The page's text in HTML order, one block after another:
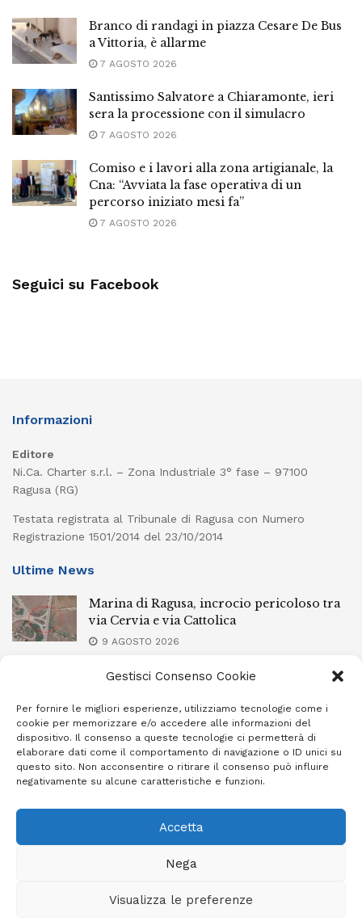
Gestisci Consenso Cookie
Per fornire le migliori esperienze, utilizziamo tecnologie come i
cookie per memorizzare e/o accedere alle informazioni del
dispositivo. Il consenso a queste tecnologie ci permetterà di
elaborare dati come il comportamento di navigazione o ID unici su
questo sito. Non acconsentire o ritirare il consenso può influire
negativamente su alcune caratteristiche e funzioni.
Accetta
Nega
Visualizza le preferenze
Branco di randagi in piazza Cesare De Bus
a Vittoria, è allarme
7 AGOSTO 2026
Santissimo Salvatore a Chiaramonte, ieri
sera la processione con il simulacro
7 AGOSTO 2026
Comiso e i lavori alla zona artigianale, la
Cna: “Avviata la fase operativa di un
percorso iniziato mesi fa”
7 AGOSTO 2026
Seguici su Facebook
Informazioni
Editore
Ni.Ca. Charter s.r.l. – Zona Industriale 3° fase – 97100
Ragusa (RG)
Testata registrata al Tribunale di Ragusa con Numero
Registrazione 1501/2014 del 23/10/2014
Ultime News
Marina di Ragusa, incrocio pericoloso tra
via Cervia e via Cattolica
9 AGOSTO 2026
Ubriachi alla guida, armi improprie e un
Pozzallo
9 AGOSTO 2026
Scippo a Donnalucata, preso un ventenne
ragusano